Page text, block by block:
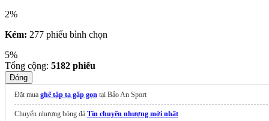
2%
Kém: 277 phiếu bình chọn
5%
Tổng cộng: 5182 phiếu
Đóng
Đặt mua ghế tập tạ gấp gọn tại Bảo An Sport
Chuyển nhượng bóng đá Tin chuyển nhượng mới nhất